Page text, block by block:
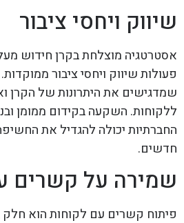
שיווק ויחסי ציבור
אסטרטגיה מוצלחת בקרן חידוש
פעולות שיווק ויחסי ציבור
שמדגישים את היתרונות של הקרן
ללקוחות. השקעה בקידום ממומן
החברתיות יכולה להגדיל את
חדשים.
שמירה על קשרים
פיתוח קשרים עם לקוחות הוא